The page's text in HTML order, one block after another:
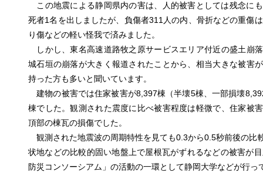
この地震による静岡県内の害は、人的被害としては残念に
死者1名を出しましたが、負傷者311人の内、骨折などの重傷
り傷などの軽い怪我で済みました。
しかし、東名高速道路牧之原サービスエリア付近の盛土崩
城石垣の崩落が大きく報道されたことから、相当大きな被害
持った方も多いと聞いています。
建物の被害では住家被害が8,397棟（半壊5棟、一部損壊
棟でした。観測された震度に比べ被害程度は軽微で、住家被
頂部の棟瓦の損傷でした。
観測された地震波の周期特性を見ても0.3から0.5秒前後の比
状地などの比較的固い地盤上で屋根瓦がずれるなどの被害が
防災コンソーシアム」の活動の一環として静岡大学などが行